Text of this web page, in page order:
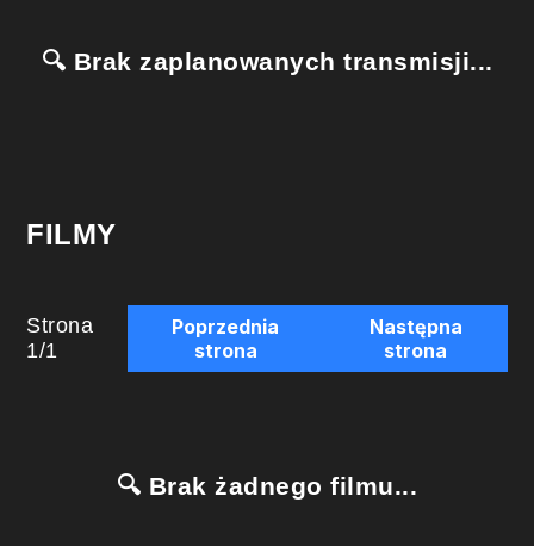
🔍 Brak zaplanowanych transmisji...
FILMY
Strona
1/1
Poprzednia
strona
Następna
strona
🔍 Brak żadnego filmu...